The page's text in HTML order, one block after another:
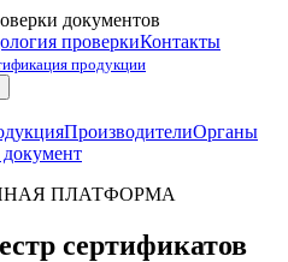
документов
проверкиКонтакты
продукции
ПроизводителиОрганы
ПЛАТФОРМА
сертификатов